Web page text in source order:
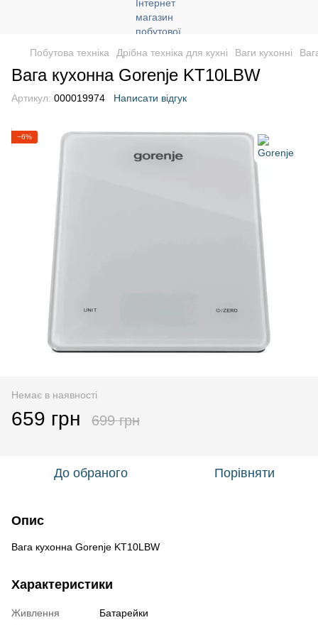
Побутова техніка Дрібна техніка для кухні Ваги кухонні
Вага кухонна Gorenje KT10LBW
Артикул: 000019974 Написати відгук
−6%
Немає в наявності
659 грн 699 грн
До обраного Порівняти
Опис
Вага кухонна Gorenje KT10LBW
Характеристики
Живлення
Батарейки